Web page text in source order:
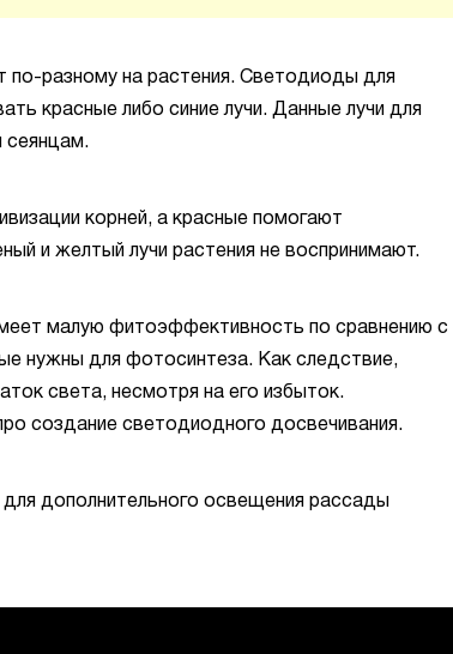
по-разному на растения. Светодиоды для
красные либо синие лучи. Данные лучи для
сеянцам.
корней, а красные помогают
и желтый лучи растения не воспринимают.
малую фитоэффективность по сравнению с
нужны для фотосинтеза. Как следствие,
света, несмотря на его избыток.
создание светодиодного досвечивания.
дополнительного освещения рассады